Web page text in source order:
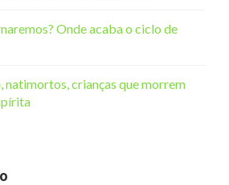
Onde acaba o ciclo de
natimortos, crianças que morrem